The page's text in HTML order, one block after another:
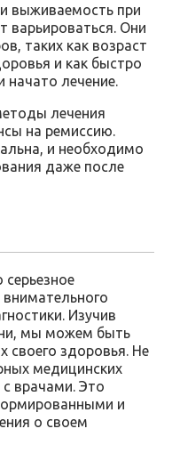
выживаемость при
варьироваться. Они
таких как возраст
и как быстро
начато лечение.
лечения
на ремиссию.
и необходимо
даже после
внимательного
Изучив
мы можем быть
своего здоровья. Не
медицинских
врачами. Это
и
о своем